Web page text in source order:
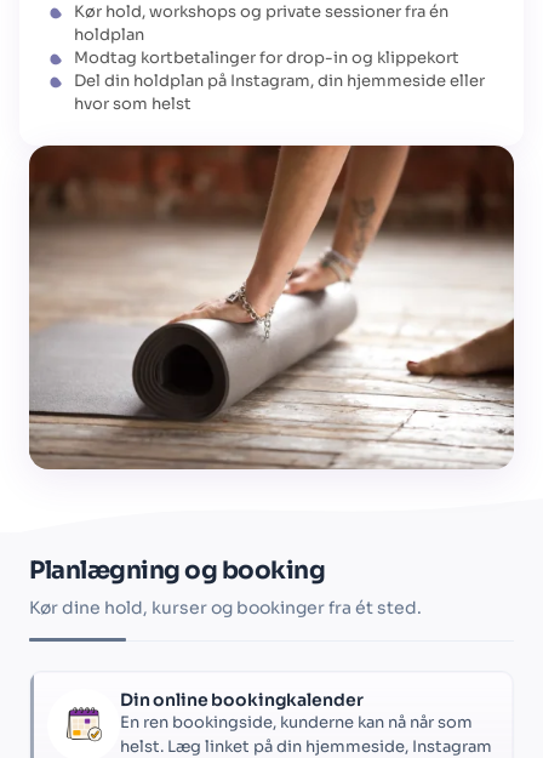
Kør hold, workshops og private sessioner fra én
holdplan
Modtag kortbetalinger for drop-in og klippekort
Del din holdplan på Instagram, din hjemmeside eller
hvor som helst
Planlægning og booking
Kør dine hold, kurser og bookinger fra ét sted.
Din online bookingkalender
En ren bookingside, kunderne kan nå når som
helst. Læg linket på din hjemmeside, Instagram